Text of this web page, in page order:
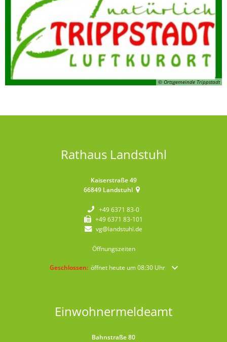
© Ortsgemeinde Trippstadt
Rathaus Landstuhl
Kaiserstraße 49
66849 Landstuhl
+49 6371 83-0
+49 6371 83-101
vg@landstuhl.de
Öffnungszeiten
Klicken, um weitere Öffnungs- oder Schließzeiten
Geschlossen: öffnet heute um 08:30 Uhr
Einwohnermeldeamt
Bahnstraße 80